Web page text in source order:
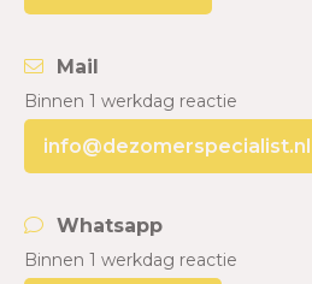
Mail
Binnen 1 werkdag reactie
info@dezomerspecialist.nl
Whatsapp
Binnen 1 werkdag reactie